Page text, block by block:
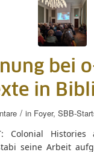
bei
in
/ in Foyer, SBB-
Colonial
seine Arbeit